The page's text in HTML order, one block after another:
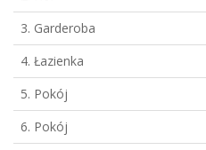
3. Garderoba
4. Łazienka
5. Pokój
6. Pokój